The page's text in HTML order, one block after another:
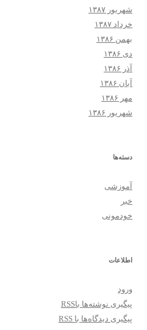
شهریور ۱۳۸۷
خرداد ۱۳۸۷
بهمن ۱۳۸۶
دی ۱۳۸۶
آذر ۱۳۸۶
آبان ۱۳۸۶
مهر ۱۳۸۶
شهریور ۱۳۸۶
دسته‌ها
آموزشی
خبر
خودمونی
اطلاعات
ورود
پیگیری نوشته‌ها باRSS
پیگیری دیدگاه‌ها با RSS